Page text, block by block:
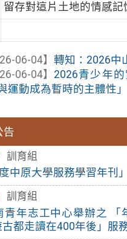
告
訓育組
度中原大學服務學習年刊
訓育組
青年志工中心舉辦之 「
都走讀在400年後」服
留存對這片土地的情感記
06-04】 轉知：2026中
06-04】 2026青少年
運動成為暫時的主體性」